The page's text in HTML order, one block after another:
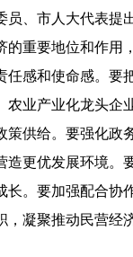
、市人大代表提
重要地位和作用
感和使命感。要
业产业化龙头企
供给。要强化政
更优发展环境。
。要加强配合协
凝聚推动民营经